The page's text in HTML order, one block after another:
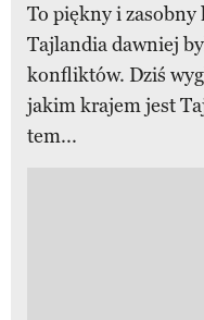
To piękny i
Tajlandia dawniej
konfliktów. Dziś
jakim krajem jest
tem...